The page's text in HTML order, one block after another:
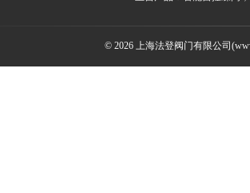
© 2026 上海法登阀门有限公司